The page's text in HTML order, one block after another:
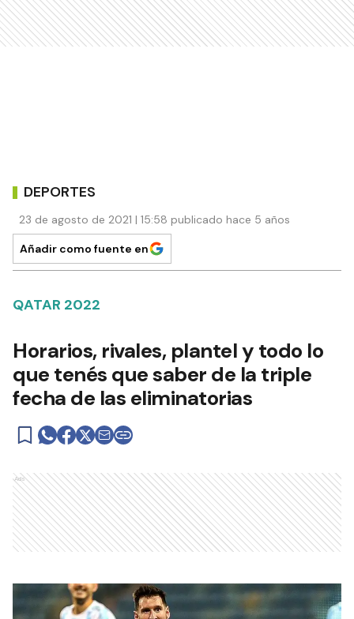
DEPORTES
23 de agosto de 2021 | 15:58 publicado hace 5 años
Añadir como fuente en
QATAR 2022
Horarios, rivales, plantel y todo lo
que tenés que saber de la triple
fecha de las eliminatorias
Ads